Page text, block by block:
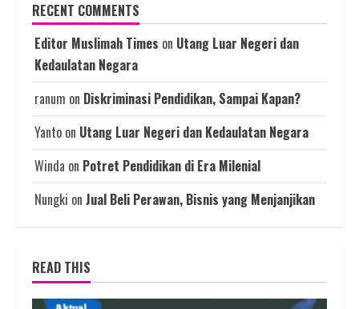
RECENT COMMENTS
Editor Muslimah Times on Utang Luar Negeri dan
Kedaulatan Negara
ranum on Diskriminasi Pendidikan, Sampai Kapan?
Yanto on Utang Luar Negeri dan Kedaulatan Negara
Winda on Potret Pendidikan di Era Milenial
Nungki on Jual Beli Perawan, Bisnis yang Menjanjikan
READ THIS